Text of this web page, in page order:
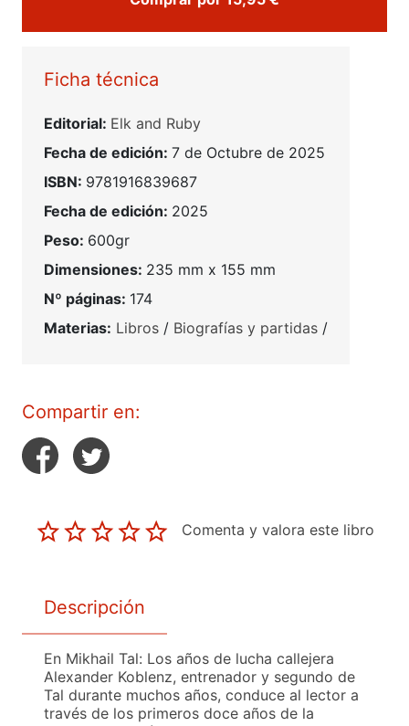
Ficha técnica
Editorial: Elk and Ruby
Fecha de edición: 7 de Octubre de 2025
ISBN: 9781916839687
Fecha de edición: 2025
Peso: 600gr
Dimensiones: 235 mm x 155 mm
Nº páginas: 174
Materias: Libros / Biografías y partidas /
Compartir en:
Comenta y valora este libro
Descripción
En Mikhail Tal: Los años de lucha callejera
Alexander Koblenz, entrenador y segundo de
Tal durante muchos años, conduce al lector a
través de los primeros doce años de la